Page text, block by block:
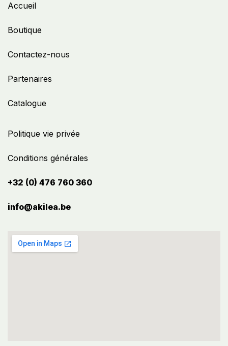
Politique vie privée
Conditions générales
+32 (0) 476 760 360
info@akilea.be​
Accueil
Boutique
Contactez-nous
Partenaires
Catalogue